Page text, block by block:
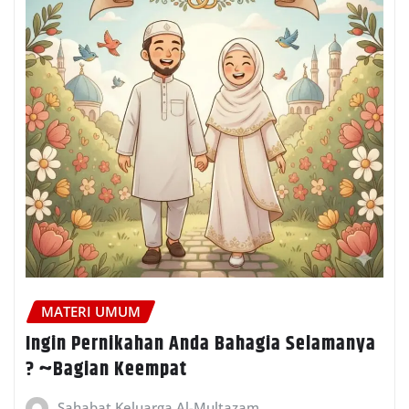
MATERI UMUM
Ingin Pernikahan Anda Bahagia Selamanya
? ~Bagian Keempat